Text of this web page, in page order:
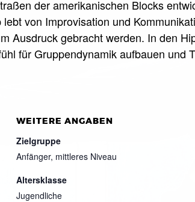
der amerikanischen Blocks
von Improvisation und
Ausdruck gebracht werden. In den
für Gruppendynamik aufbauen und
WEITERE ANGABEN
Zielgruppe
Anfänger, mittleres Niveau
Altersklasse
Jugendliche